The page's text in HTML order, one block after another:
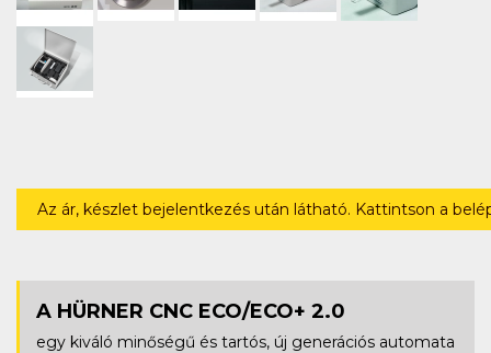
Az ár, készlet bejelentkezés után látható. Kattintson a
A HÜRNER CNC ECO/ECO+ 2.0
egy kiváló minőségű és tartós, új generációs automata